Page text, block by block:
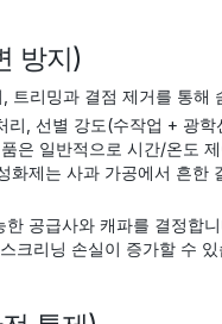
방지)
트리밍과 결점 제거를 통해
, 선별 강도(수작업 + 광
은 일반적으로 시간/온도
제는 사과 가공에서 흔한
공급사와 캐파를 결정합
크리닝 손실이 증가할 수 있